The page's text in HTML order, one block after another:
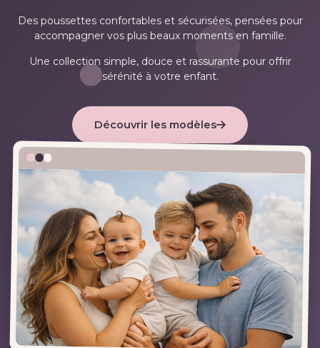
Des poussettes confortables et sécurisées, pensées pour
accompagner vos plus beaux moments en famille.
Une collection simple, douce et rassurante pour offrir
sérénité à votre enfant.
Découvrir les modèles